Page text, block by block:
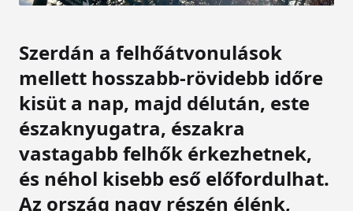
Szerdán a felhőátvonulások
mellett hosszabb-rövidebb időre
kisüt a nap, majd délután, este
északnyugatra, északra
vastagabb felhők érkezhetnek,
és néhol kisebb eső előfordulhat.
Az ország nagy részén élénk,